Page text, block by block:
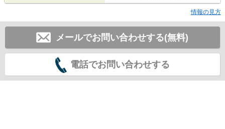
情報の見方
メールでお問い合わせする(無料)
電話でお問い合わせする